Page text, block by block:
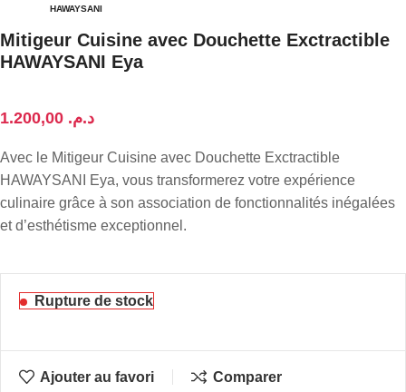
HAWAYSANI
Mitigeur Cuisine avec Douchette Exctractible
HAWAYSANI Eya
د.م.
Avec le Mitigeur Cuisine avec Douchette Exctractible
HAWAYSANI Eya, vous transformerez votre expérience
culinaire grâce à son association de fonctionnalités inégalées
et d’esthétisme exceptionnel.
Rupture de stock
Ajouter au favori Comparer